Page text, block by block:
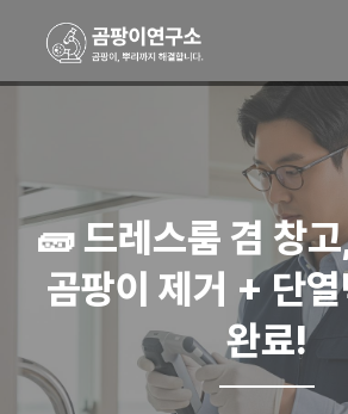
🧱 드레스룸 겸 창
곰팡이 제거 + 단
완료!